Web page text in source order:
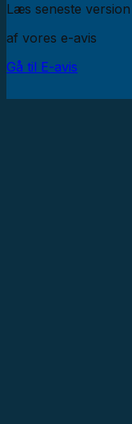
Læs seneste version
af vores e-avis
Gå til E-avis